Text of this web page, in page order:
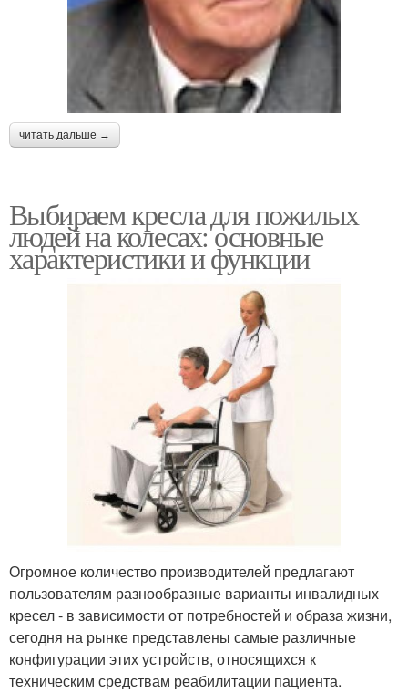
читать дальше →
Выбираем кресла для пожилых
людей на колесах: основные
характеристики и функции
Огромное количество производителей предлагают
пользователям разнообразные варианты инвалидных
кресел - в зависимости от потребностей и образа жизни,
сегодня на рынке представлены самые различные
конфигурации этих устройств, относящихся к
техническим средствам реабилитации пациента.